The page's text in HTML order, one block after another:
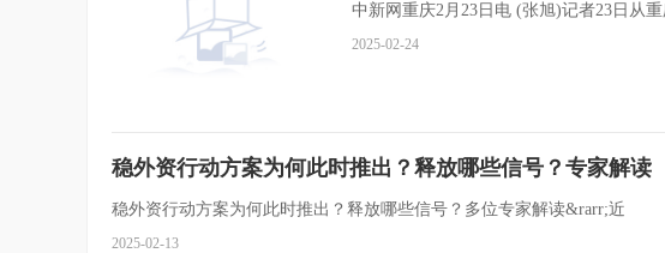
中新网重庆2月23日电 (张旭)记者23日从
2025-02-24
稳外资行动方案为何此时推出？释放哪些信号？专家解读
稳外资行动方案为何此时推出？释放哪些信号？多位专家解读&rarr;近
2025-02-13